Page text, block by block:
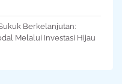
Berkelanjutan:
Melalui Investasi Hijau